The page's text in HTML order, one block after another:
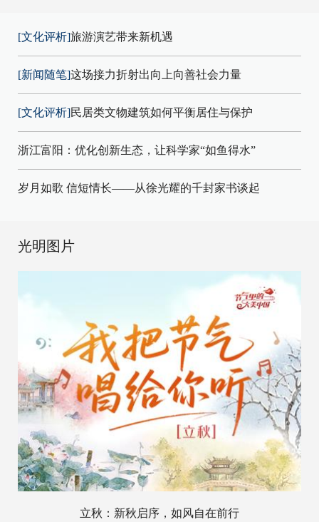
[文化评析]旅游演艺带来新机遇
[新闻随笔]这场接力折射出向上向善社会力量
[文化评析]民居类文物建筑如何平衡居住与保护
浙江富阳：优化创新生态，让科学家“如鱼得水”
岁月如歌 信短情长——从徐光耀的千封家书谈起
光明图片
立秋：新秋启序，如风自在前行